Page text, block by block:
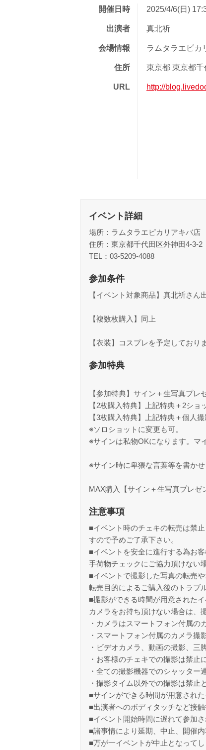
開催日時 2025/4/6(日)
出演者 真北祈
会場情報 ラムタラエピカ
住所 東京都 東京都
URL http://
イベント詳細
場所：ラムタラエピカリアキバ店
住所：東京都千代田区外神田4-3-
TEL：03-5209-4088
参加条件
【イベント対象商品】真北祈さん
【複数枚購入】同上
【衣装】コスプレを予定しており
参加特典
【参加特典】サイン＋生写真プレ
【2枚購入特典】上記特典＋2ショ
【3枚購入特典】上記特典＋個人
※ソロショットに変更も可。
※サインは私物OKになります。マ
※サイン時に卑猥な言葉等を書か
MAX購入【サイン＋生写真プレゼ
注意事項
■イベント時のチェキの転売は禁
すので予めご了承下さい。
■イベントを安全に進行する為お
手荷物チェックにご協力頂けない
■イベントで撮影した写真の転売
転売目的によるご購入後のトラブ
■撮影ができる時間が用意された
カメラをお持ち頂けない場合は、
・カメラはスマートフォン付属の
・スマートフォン付属のカメラ撮
・ビデオカメラ、動画の撮影、三
・お客様のチェキでの撮影は禁止
・全ての撮影機器でのシャッター
・撮影タイム以外での撮影は禁止
■サインができる時間が用意され
■出演者へのボディタッチなど接
■イベント開始時間に遅れて参加
■諸事情により延期、中止、開催
■万が一イベントが中止となって